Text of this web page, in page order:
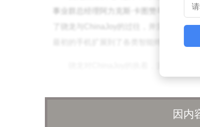
事业群总经理阿力克斯·卡图赞与高通公
了骁龙与ChinaJoy的过往，并深入展示
（骁龙至尊游戏）”技术，这是一套旨在
随着移动游戏对硬件要求的日益提升
因内